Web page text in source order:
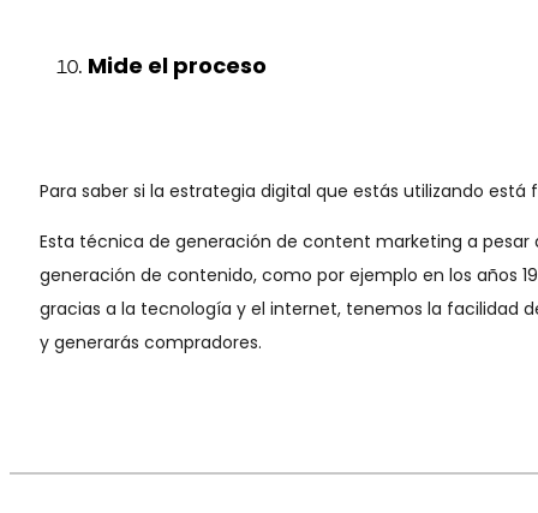
Mide el proceso
Para saber si la estrategia digital que estás utilizando
Esta técnica de generación de content marketing a pesar
generación de contenido, como por ejemplo en los años
gracias a la tecnología y el internet, tenemos la facilidad
y generarás compradores.